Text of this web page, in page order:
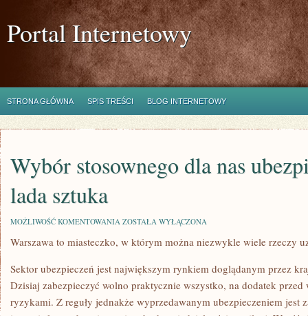
Portal Internetowy
STRONA GŁÓWNA SPIS TREŚCI BLOG INTERNETOWY
Wybór stosownego dla nas
lada sztuka
MOŻLIWOŚĆ KOMENTOWANIA WYBÓR
DLA
TO
NIE
LADA
SZTUKA
ZOSTAŁA WYŁĄCZONA
Warszawa to miasteczko, w którym można niezwykle wiele rzeczy
Sektor ubezpieczeń jest największym rynkiem doglądanym przez
Dzisiaj zabezpieczyć wolno praktycznie wszystko, na dodatek
ryzykami. Z reguły jednakże wyprzedawanym ubezpieczeniem jest